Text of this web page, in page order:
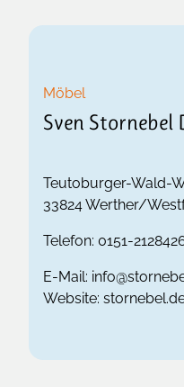
Möbel
Sven Stornebel
Teutoburger-Wald-
33824Werther/
Telefon: 0151-
E-Mail:
Website: